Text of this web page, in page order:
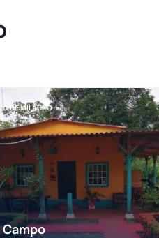
DE MILAGRO